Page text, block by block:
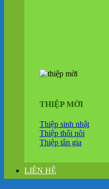
THIỆP MỜI
Thiệp sinh nhật
Thiệp thôi nôi
Thiệp tân gia
LIÊN HỆ